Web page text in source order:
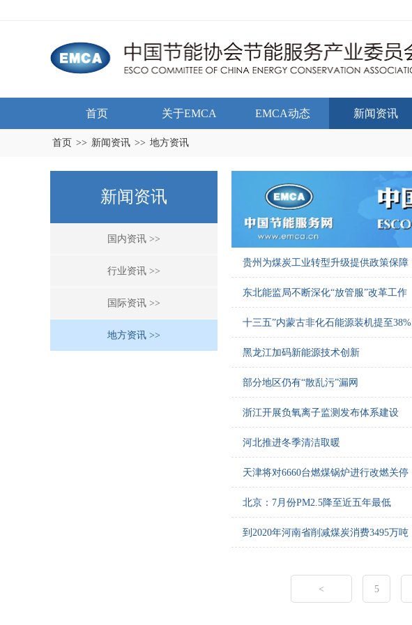
首页 关于EMCA EMCA动态 新闻资讯
首页 >> 新闻资讯 >> 地方资讯
新闻资讯
国内资讯 >>
行业资讯 >>
国际资讯 >>
地方资讯 >>
贵州为煤炭工业转型升级提供政策保障
东北能监局不断深化“放管服”改革工作
十三五”内蒙古非化石能源装机提至38%
黑龙江加码新能源技术创新
部分地区仍有“散乱污”漏网
浙江开展负氧离子监测发布体系建设
河北推进冬季清洁取暖
天津将对6660台燃煤锅炉进行改燃关停
北京：7月份PM2.5降至近五年最低
到2020年河南省削减煤炭消费3495万吨
< 5